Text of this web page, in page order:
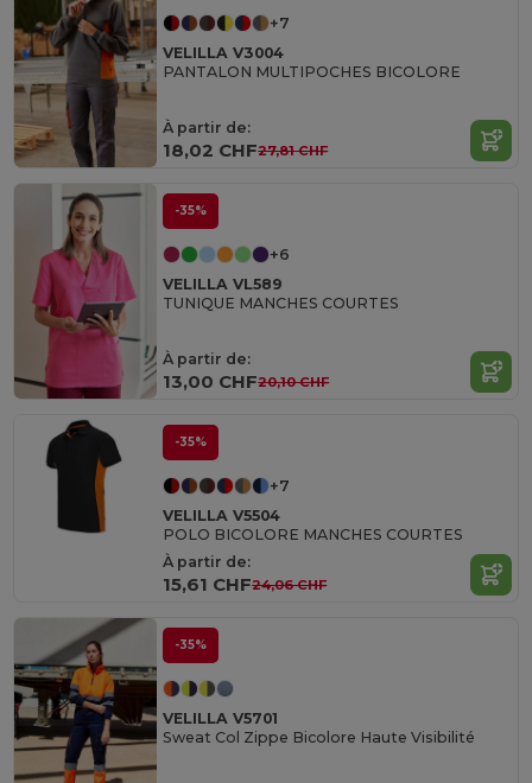
+7
VELILLA V3004
PANTALON MULTIPOCHES BICOLORE
À partir de:
18,02 CHF27,81 CHF
-35%
+6
VELILLA VL589
TUNIQUE MANCHES COURTES
À partir de:
13,00 CHF20,10 CHF
-35%
+7
VELILLA V5504
POLO BICOLORE MANCHES COURTES
À partir de:
15,61 CHF24,06 CHF
-35%
VELILLA V5701
Sweat Col Zippe Bicolore Haute Visibilité